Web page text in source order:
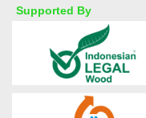
Supported By